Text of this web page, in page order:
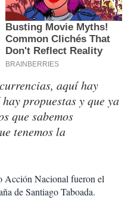
aquí hay
propuestas y que ya
que sabemos
tenemos la
Acción Nacional fueron el
de Santiago Taboada.